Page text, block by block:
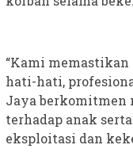
“Kami
hati-hati,
Jaya berkomitmen
terhadap anak
eksploitasi dan